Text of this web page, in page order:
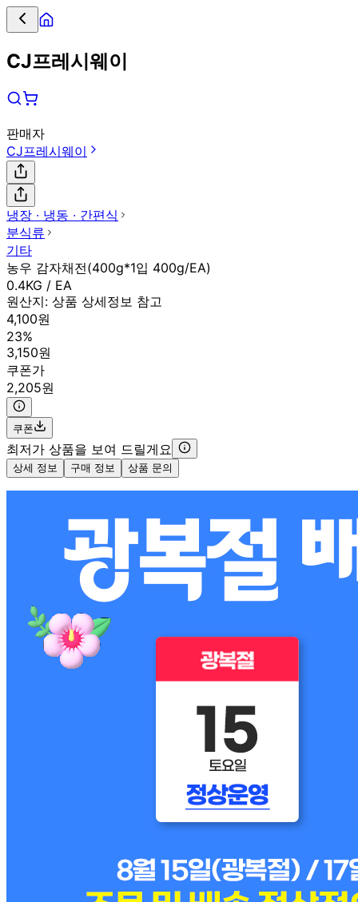
CJ프레시웨이
판매자
CJ프레시웨이
냉장 ∙ 냉동 ∙ 간편식
분식류
기타
농우 감자채전(400g*1입 400g/EA)
0.4KG / EA
원산지: 상품 상세정보 참고
4,100원
23%
3,150원
쿠폰가
2,205원
쿠폰
최저가 상품을 보여 드릴게요
상세 정보 구매 정보 상품 문의